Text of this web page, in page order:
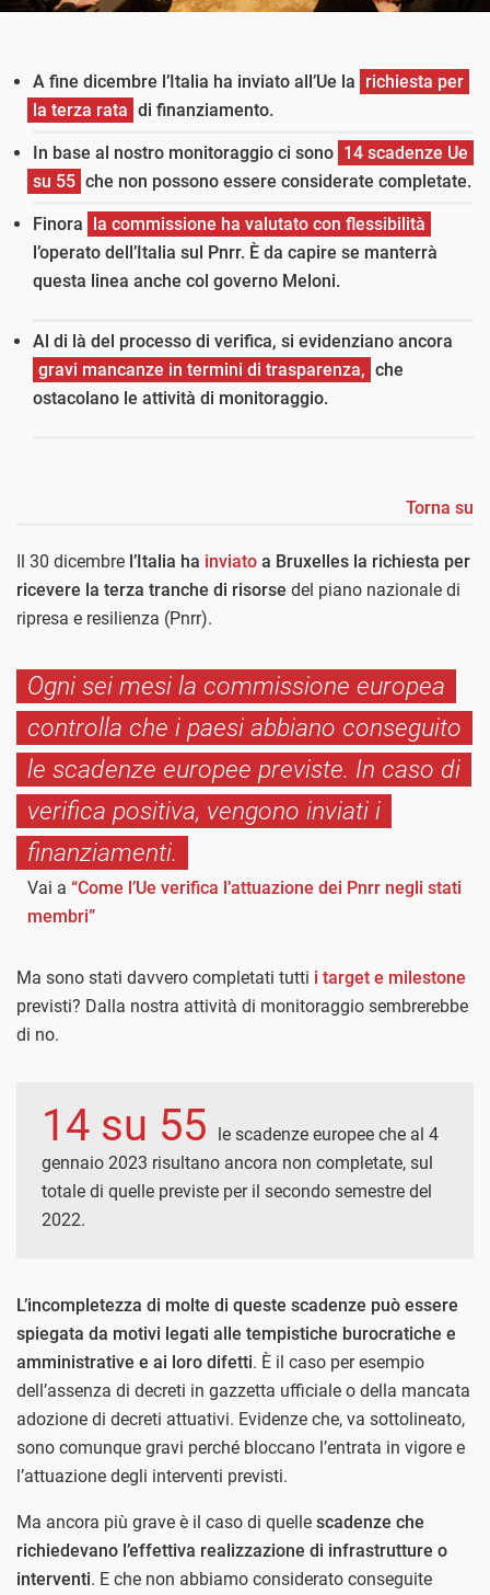
A fine dicembre l’Italia ha inviato all’Ue la richiesta per
la terza rata di finanziamento.
In base al nostro monitoraggio ci sono 14 scadenze Ue
su 55 che non possono essere considerate completate.
Finora la commissione ha valutato con flessibilità
l’operato dell’Italia sul Pnrr. È da capire se manterrà
questa linea anche col governo Meloni.
Al di là del processo di verifica, si evidenziano ancora
gravi mancanze in termini di trasparenza, che
ostacolano le attività di monitoraggio.
Torna su
Il 30 dicembre l’Italia ha inviato a Bruxelles la richiesta per
ricevere la terza tranche di risorse del piano nazionale di
ripresa e resilienza (Pnrr).
Ogni sei mesi la commissione europea
controlla che i paesi abbiano conseguito
le scadenze europee previste. In caso di
verifica positiva, vengono inviati i
finanziamenti.
Vai a “Come l’Ue verifica l’attuazione dei Pnrr negli stati
membri”
Ma sono stati davvero completati tutti i target e milestone
previsti? Dalla nostra attività di monitoraggio sembrerebbe
di no.
14 su 55
le scadenze europee che al 4
gennaio 2023 risultano ancora non completate, sul
totale di quelle previste per il secondo semestre del
2022.
L’incompletezza di molte di queste scadenze può essere
spiegata da motivi legati alle tempistiche burocratiche e
amministrative e ai loro difetti. È il caso per esempio
dell’assenza di decreti in gazzetta ufficiale o della mancata
adozione di decreti attuativi. Evidenze che, va sottolineato,
sono comunque gravi perché bloccano l’entrata in vigore e
l’attuazione degli interventi previsti.
Ma ancora più grave è il caso di quelle scadenze che
richiedevano l’effettiva realizzazione di infrastrutture o
interventi. E che non abbiamo considerato conseguite